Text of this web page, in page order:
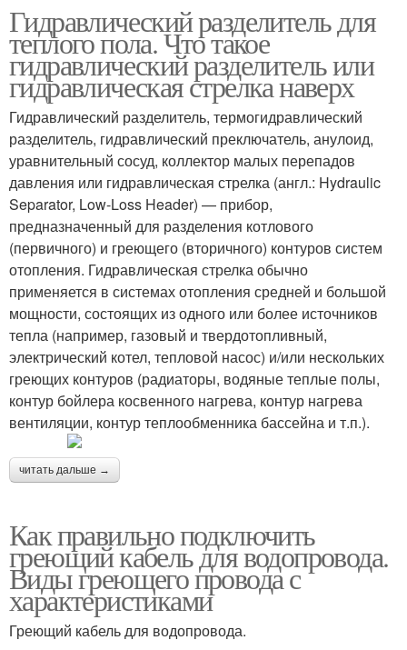
Гидравлический разделитель для
теплого пола. Что такое
гидравлический разделитель или
гидравлическая стрелка наверх
Гидравлический разделитель, термогидравлический
разделитель, гидравлический преключатель, анулоид,
уравнительный сосуд, коллектор малых перепадов
давления или гидравлическая стрелка (англ.: Hydraulic
Separator, Low-Loss Header) — прибор,
предназначенный для разделения котлового
(первичного) и греющего (вторичного) контуров систем
отопления. Гидравлическая стрелка обычно
применяется в системах отопления средней и большой
мощности, состоящих из одного или более источников
тепла (например, газовый и твердотопливный,
электрический котел, тепловой насос) и/или нескольких
греющих контуров (радиаторы, водяные теплые полы,
контур бойлера косвенного нагрева, контур нагрева
вентиляции, контур теплообменника бассейна и т.п.).
читать дальше →
Как правильно подключить
греющий кабель для водопровода.
Виды греющего провода с
характеристиками
Греющий кабель для водопровода.